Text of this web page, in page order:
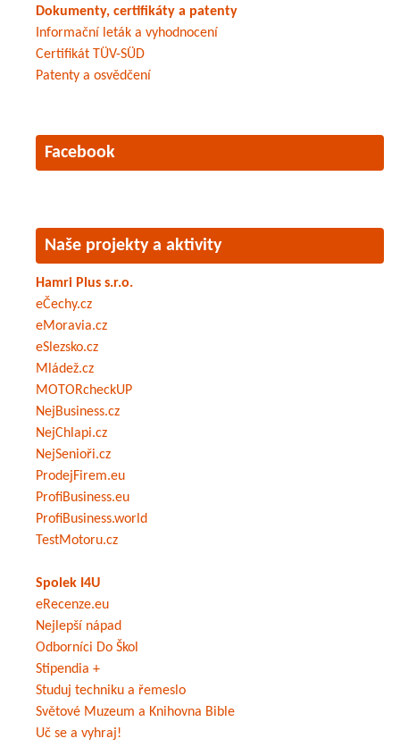
Dokumenty, certifikáty a patenty
Informační leták a vyhodnocení
Certifikát TÜV-SÜD
Patenty a osvědčení
Facebook
Naše projekty a aktivity
Hamri Plus s.r.o.
eČechy.cz
eMoravia.cz
eSlezsko.cz
Mládež.cz
MOTORcheckUP
NejBusiness.cz
NejChlapi.cz
NejSenioři.cz
ProdejFirem.eu
ProfiBusiness.eu
ProfiBusiness.world
TestMotoru.cz
Spolek I4U
eRecenze.eu
Nejlepší nápad
Odborníci Do Škol
Stipendia +
Studuj techniku a řemeslo
Světové Muzeum a Knihovna Bible
Uč se a vyhraj!